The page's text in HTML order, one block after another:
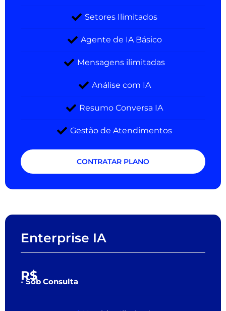
Setores Ilimitados
Agente de IA Básico
Mensagens ilimitadas
Análise com IA
Resumo Conversa IA
Gestão de Atendimentos
CONTRATAR PLANO
Enterprise IA
R$
- Sob Consulta